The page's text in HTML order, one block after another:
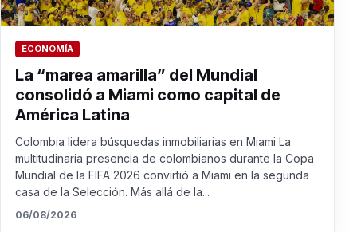
ECONOMÍA
La “marea amarilla” del Mundial
consolidó a Miami como capital de
América Latina
Colombia lidera búsquedas inmobiliarias en Miami La
multitudinaria presencia de colombianos durante la Copa
Mundial de la FIFA 2026 convirtió a Miami en la segunda
casa de la Selección. Más allá de la...
06/08/2026